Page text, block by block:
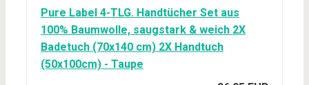
Pure Label 4-TLG. Handtücher Set aus
100% Baumwolle, saugstark & weich 2X
Badetuch (70x140 cm) 2X Handtuch
(50x100cm) - Taupe